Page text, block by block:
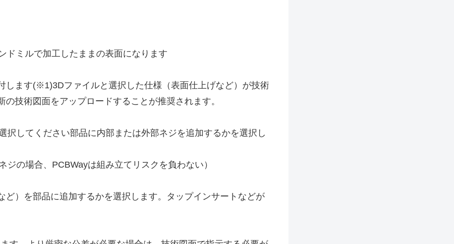
ドミルで加工したままの表面になります
します(※1)3Dファイルと選択した仕様（表面仕上げなど）が技術
技術図面をアップロードすることが推奨されます。
択してください部品に内部または外部ネジを追加するかを選択し
の場合、PCBWayは組み立てリスクを負わない）
ど）を部品に追加するかを選択します。タップインサートなどが